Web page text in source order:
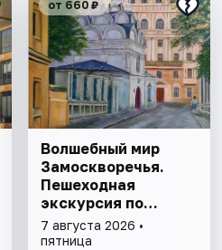
от 660 ₽
Волшебный мир
Замоскворечья.
Пешеходная
экскурсия по
Москве
7 августа 2026 •
пятница